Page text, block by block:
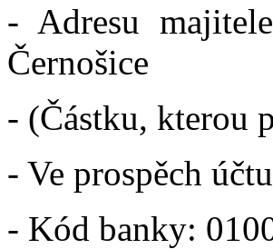
- Adresu
Černošice
- (Částku, kterou
- Ve prospěch
- Kód banky: